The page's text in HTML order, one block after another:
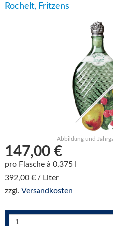
Rochelt, Fritzens
Abbildung und
147,00 €
pro Flasche à 0,375 l
392,00 € / Liter
zzgl. Versandkosten